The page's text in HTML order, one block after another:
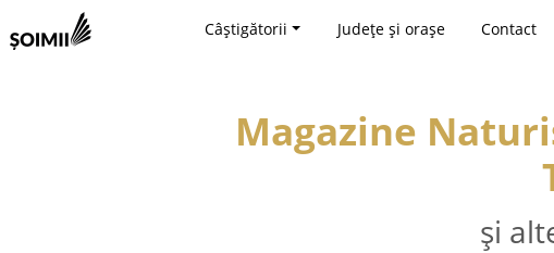
Câștigătorii Județe și orașe Contact
Magazine
și